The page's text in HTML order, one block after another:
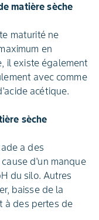
matière sèche
maturité ne
en
il existe également
avec comme
acétique.
sèche
a des
d'un manque
du silo. Autres
baisse de la
à des pertes de